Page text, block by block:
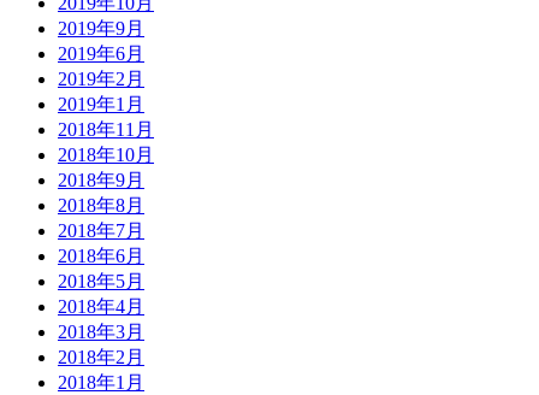
2019年9月
2019年6月
2019年2月
2019年1月
2018年11月
2018年10月
2018年9月
2018年8月
2018年7月
2018年6月
2018年5月
2018年4月
2018年3月
2018年2月
2018年1月